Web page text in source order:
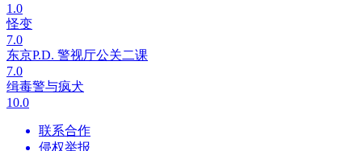
1.0
怪变
7.0
东京P.D. 警视厅公关二课
7.0
缉毒警与疯犬
10.0
联系合作
侵权举报